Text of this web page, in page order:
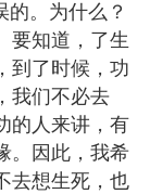
的。为什么？
要知道，了生
到了时候，功
我们不必去
的人来讲，有
。因此，我希
去想生死，也